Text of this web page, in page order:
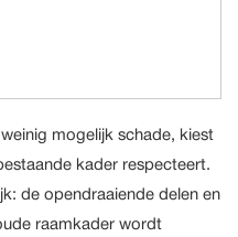
mogelijk schade, kiest
kader respecteert.
de opendraaiende delen en
raamkader wordt